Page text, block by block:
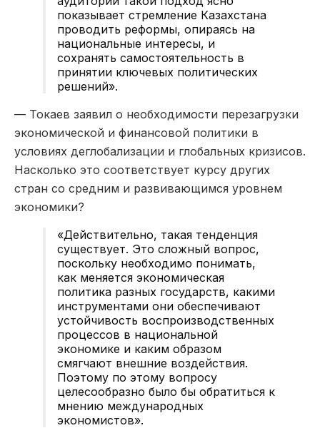
показывает стремление Казахстана
проводить реформы, опираясь на
национальные интересы, и
сохранять самостоятельность в
принятии ключевых политических
решений».
— Токаев заявил о необходимости перезагрузки
экономической и финансовой политики в
условиях деглобализации и глобальных кризисов.
Насколько это соответствует курсу других
стран со средним и развивающимся уровнем
экономики?
«Действительно, такая тенденция
существует. Это сложный вопрос,
поскольку необходимо понимать,
как меняется экономическая
политика разных государств, какими
инструментами они обеспечивают
устойчивость воспроизводственных
процессов в национальной
экономике и каким образом
смягчают внешние воздействия.
Поэтому по этому вопросу
целесообразно было бы обратиться к
мнению международных
экономистов».